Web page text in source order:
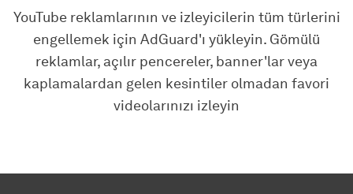
YouTube reklamlarının ve izleyicilerin tüm türlerini
engellemek için AdGuard'ı yükleyin. Gömülü
reklamlar, açılır pencereler, banner'lar veya
kaplamalardan gelen kesintiler olmadan favori
videolarınızı izleyin